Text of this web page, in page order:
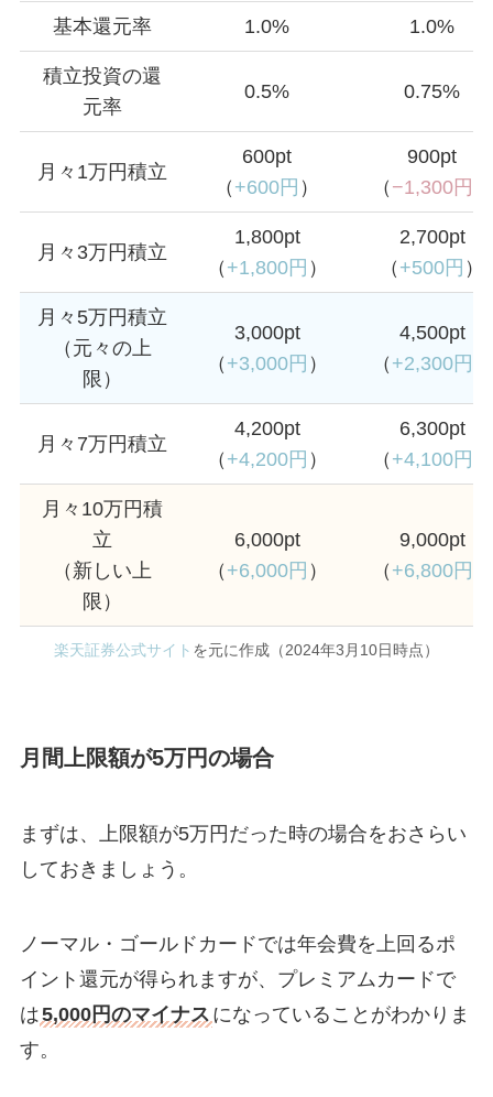
基本還元率 1.0% 1.0%
積立投資の還
元率
0.5% 0.75%
月々1万円積立
600pt
（ +600円 ）
900pt
（ −1,300円
月々3万円積立
1,800pt
（ +1,800円 ）
2,700pt
（ +500円 ）
月々5万円積立
（元々の上
限）
3,000pt
（ +3,000円 ）
4,500pt
（ +2,300円
月々7万円積立
4,200pt
（ +4,200円 ）
6,300pt
（ +4,100円
月々10万円積
立
（新しい上
限）
6,000pt
（ +6,000円 ）
9,000pt
（ +6,800円
楽天証券公式サイト を元に作成（2024年3月10日時点）
月間上限額が5万円の場合
まずは、上限額が5万円だった時の場合をおさらい
しておきましょう。
ノーマル・ゴールドカードでは年会費を上回るポ
イント還元が得られますが、プレミアムカードで
は5,000円のマイナス になっていることがわかりま
す。